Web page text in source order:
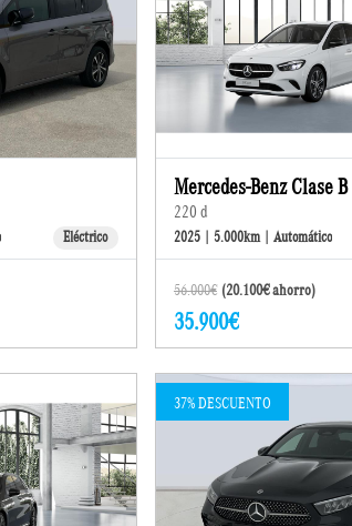
Eléctrico
Mercedes-Benz Clase B
220 d
2025 | 5.000km | Automático
56.000€ (20.100€ ahorro)
35.900€
37% DESCUENTO